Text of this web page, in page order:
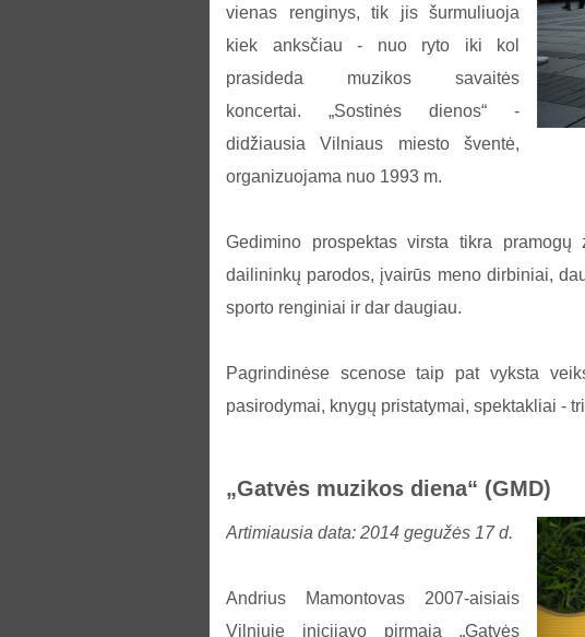
vienas renginys, tik jis šurmuliuoja
kiek anksčiau - nuo ryto iki kol
prasideda muzikos savaitės
koncertai. „Sostinės dienos“ -
didžiausia Vilniaus miesto šventė,
organizuojama nuo 1993 m.
Gedimino prospektas virsta tikra
dailininkų parodos, įvairūs meno dirbiniai,
sporto renginiai ir dar daugiau.
Pagrindinėse scenose taip pat vyksta
pasirodymai, knygų pristatymai, spektakliai -
„Gatvės muzikos diena“ (GMD)
Artimiausia data: 2014 gegužės 17 d.
Andrius Mamontovas 2007-aisiais
Vilniuje inicijavo pirmąją „Gatvės